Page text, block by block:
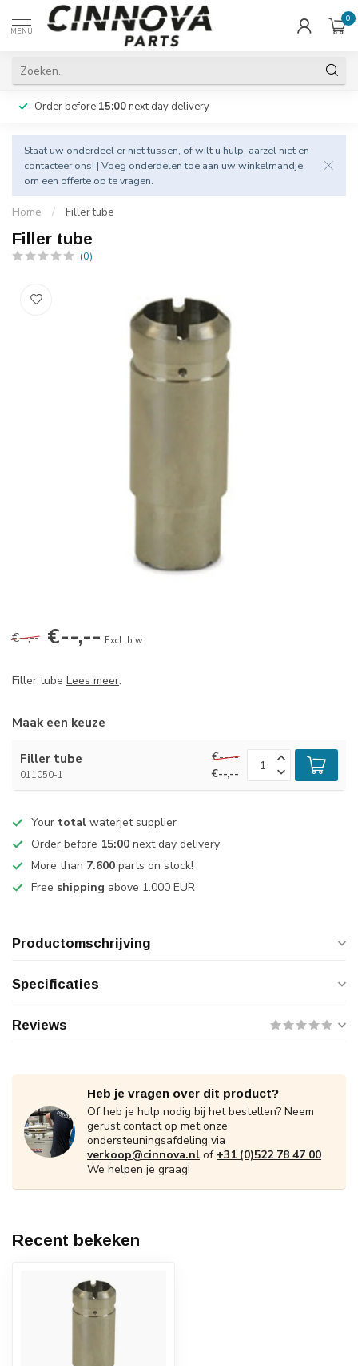
MENU
0
Order before 15:00next day delivery
Staat uw onderdeel er niet tussen, of wilt u hulp, aarzel niet en
contacteer ons! | Voeg onderdelen toe aan uw winkelmandje
om een offerte op te vragen.
Home / Filler tube
Filler tube
(0)
€--,-- €--,-- Excl. btw
Filler tube Lees meer.
Maak een keuze
Filler tube
011050-1
€--,--
€--,--
Your total waterjet supplier
Order before 15:00 next day delivery
More than 7.600 parts on stock!
Free shipping above 1.000 EUR
Productomschrijving
Specificaties
Reviews
Heb je vragen over dit product?
Of heb je hulp nodig bij het bestellen? Neem
gerust contact op met onze
ondersteuningsafdeling via
verkoop@cinnova.nl of +31 (0)522 78 47 00.
We helpen je graag!
Recent bekeken